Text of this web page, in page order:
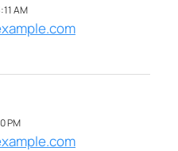
AM
PM